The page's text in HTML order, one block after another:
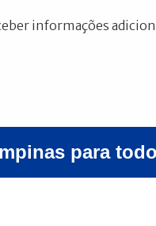
informações
para